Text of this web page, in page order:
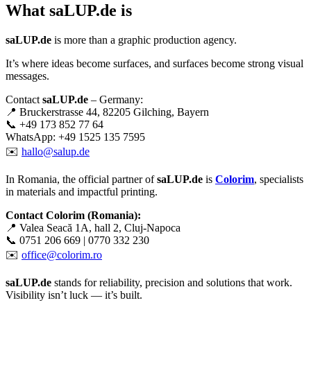
What saLUP.de is
saLUP.de is more than a graphic production agency.
It’s where ideas become surfaces, and surfaces become strong visual
messages.
Contact saLUP.de – Germany:
📍 Bruckerstrasse 44, 82205 Gilching, Bayern
📞 +49 173 852 77 64
WhatsApp: +49 1525 135 7595
✉️ hallo@salup.de
In Romania, the official partner ofsaLUP.de is Colorim, specialists
in materials and impactful printing.
Contact Colorim (Romania):
📍 Valea Seacă 1A, hall 2, Cluj-Napoca
📞 0751 206 669 | 0770 332 230
✉️ office@colorim.ro
saLUP.de stands for reliability, precision and solutions that work.
Visibility isn’t luck — it’s built.